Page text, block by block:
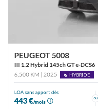
PEUGEOT 5008
III 1.2 Hybrid 145ch GT e-DCS6
6,500 KM | 2025
HYBRIDE
LOA sans apport dès
443 €/mois
ou